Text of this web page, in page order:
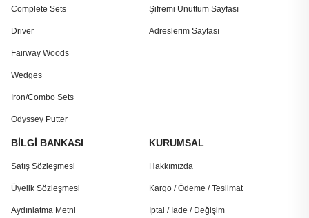
Complete Sets
Driver
Fairway Woods
Wedges
Iron/Combo Sets
Odyssey Putter
Şifremi Unuttum Sayfası
Adreslerim Sayfası
BİLGİ BANKASI
Satış Sözleşmesi
Üyelik Sözleşmesi
Aydınlatma Metni
KURUMSAL
Hakkımızda
Kargo / Ödeme / Teslimat
İptal / İade / Değişim